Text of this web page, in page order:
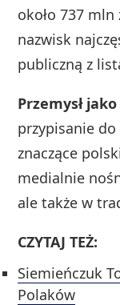
około 737
nazwisk
publiczną z
Przemysł
przypisanie do
znaczące
medialnie
ale także w
CZYTAJ TEŻ:
Siemieńczuk
Polaków